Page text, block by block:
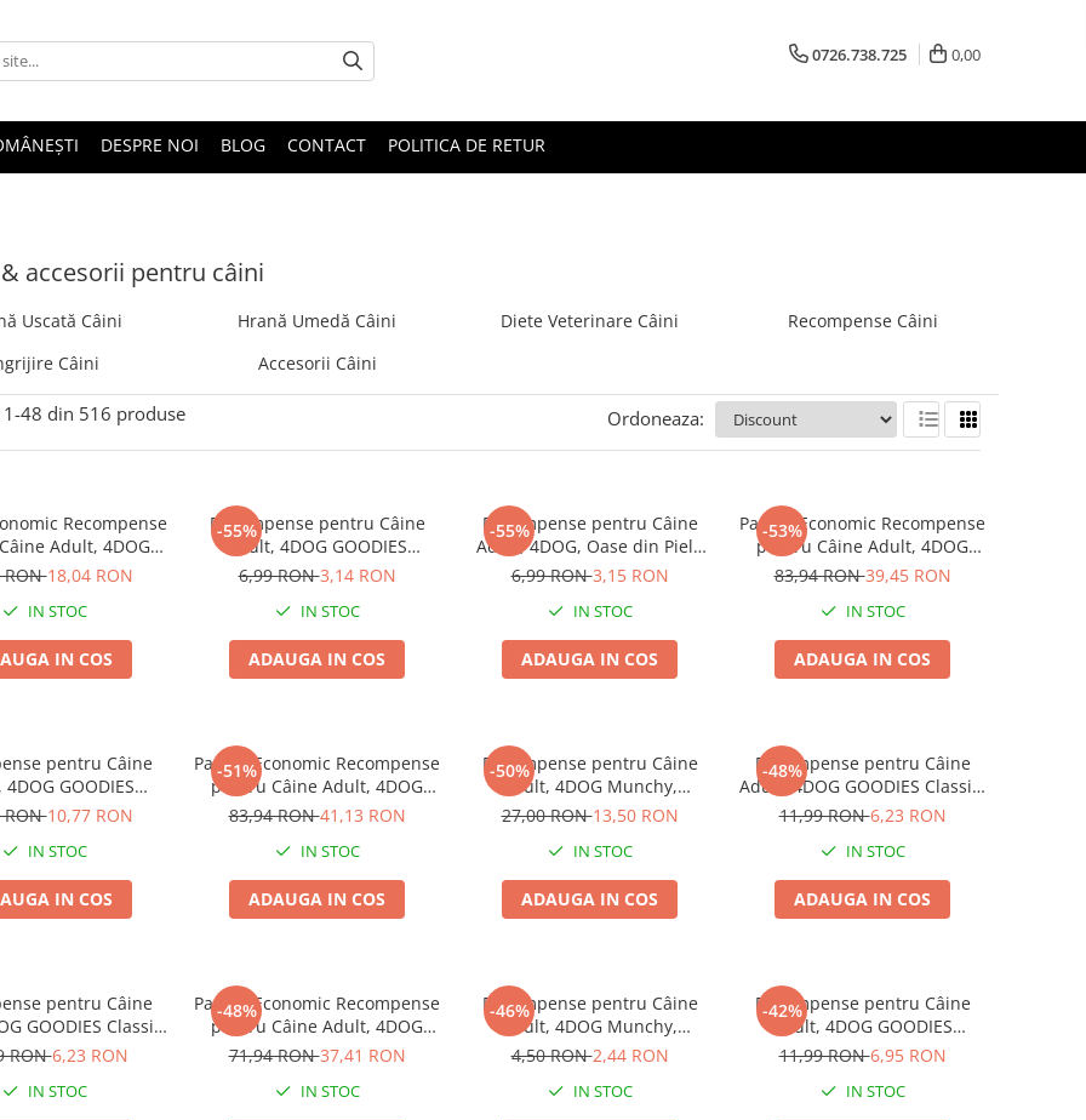
0726.738.725 0,00
DESPRE NOI BLOG CONTACT POLITICA DE RETUR
accesorii pentru câini
Uscată Câini Hrană Umedă Câini Diete Veterinare Câini
Recompense Câini
Câini
Accesorii Câini
1-48 din 516 produse Ordoneaza:
Recompense
Adult, 4DOG
Trainer, Vită, 6x150g
RON18,04 RON
IN STOC
IN COS
-55%
Recompense pentru Câine
Adult, 4DOG GOODIES
Trainer, Vită, 150g
6,99 RON3,14 RON
IN STOC
ADAUGA IN COS
-55%
Recompense pentru Câine
Adult, 4DOG, Oase din Piele
Presată, 8.5cm, 3 bucăți
6,99 RON3,15 RON
IN STOC
ADAUGA IN COS
-53%
Pachet Economic Recompense
pentru Câine Adult, 4DOG
GOODIES Classic, Strips de
83,94 RON39,45 RON
IN STOC
ADAUGA IN COS
pentru Câine
4DOG GOODIES
Miel și Orez, 500g
RON10,77 RON
IN STOC
IN COS
-51%
Pachet Economic Recompense
pentru Câine Adult, 4DOG
GOODIES Classic, Sticks cu Pui
83,94 RON41,13 RON
IN STOC
ADAUGA IN COS
-50%
Recompense pentru Câine
Adult, 4DOG Munchy,
Batoane, Vită, 12.5cm, 100
27,00 RON13,50 RON
IN STOC
ADAUGA IN COS
-48%
Recompense pentru Câine
Adult, 4DOG GOODIES Classic,
Strips de Pui, 100g
11,99 RON6,23 RON
IN STOC
ADAUGA IN COS
pentru Câine
GOODIES Classic,
Pui și Orez, 100g
RON6,23 RON
IN STOC
-48%
Pachet Economic Recompense
pentru Câine Adult, 4DOG
GOODIES Barbecue, Cotlete
71,94 RON37,41 RON
IN STOC
-46%
Recompense pentru Câine
Adult, 4DOG Munchy,
Batoane, Vită, 12.5cm, 10
4,50 RON2,44 RON
IN STOC
-42%
Recompense pentru Câine
Adult, 4DOG GOODIES
Barbecue, Cotlete de Miel,
11,99 RON6,95 RON
IN STOC